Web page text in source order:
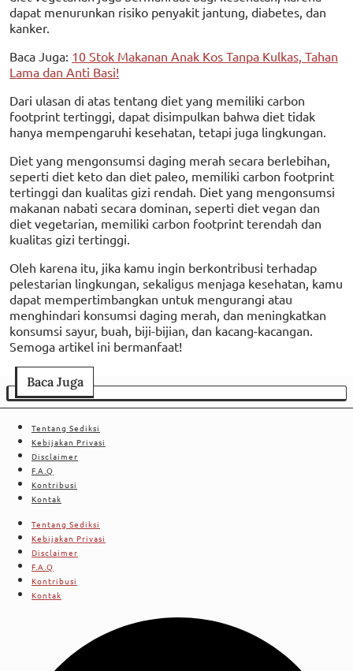
dapat menurunkan risiko penyakit jantung, diabetes, dan
kanker.
Baca Juga: 10 Stok Makanan Anak Kos Tanpa Kulkas, Tahan
Lama dan Anti Basi!
Dari ulasan di atas tentang diet yang memiliki carbon
footprint tertinggi, dapat disimpulkan bahwa diet tidak
hanya mempengaruhi kesehatan, tetapi juga lingkungan.
Diet yang mengonsumsi daging merah secara berlebihan,
seperti diet keto dan diet paleo, memiliki carbon footprint
tertinggi dan kualitas gizi rendah. Diet yang mengonsumsi
makanan nabati secara dominan, seperti diet vegan dan
diet vegetarian, memiliki carbon footprint terendah dan
kualitas gizi tertinggi.
Oleh karena itu, jika kamu ingin berkontribusi terhadap
pelestarian lingkungan, sekaligus menjaga kesehatan, kamu
dapat mempertimbangkan untuk mengurangi atau
menghindari konsumsi daging merah, dan meningkatkan
konsumsi sayur, buah, biji-bijian, dan kacang-kacangan.
Semoga artikel ini bermanfaat!
Baca Juga
Tentang Sediksi
Kebijakan Privasi
Disclaimer
F.A.Q
Kontribusi
Kontak
Tentang Sediksi
Kebijakan Privasi
Disclaimer
F.A.Q
Kontribusi
Kontak